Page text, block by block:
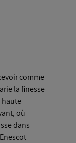
comme
la finesse
haute
où
dans